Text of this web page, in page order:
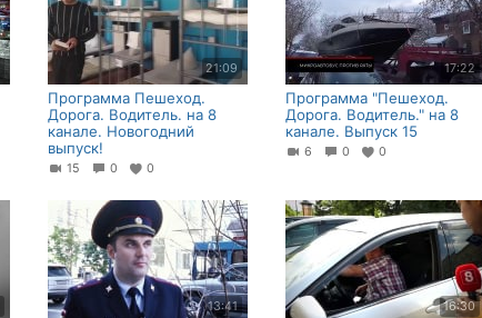
21:09
Программа Пешеход.
Дорога. Водитель. на 8
канале. Новогодний
выпуск!
15 0 0
17:22
Программа "Пешеход.
Дорога. Водитель." на 8
канале. Выпуск 15
6 0 0
13:41 16:30